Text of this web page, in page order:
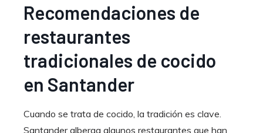
Recomendaciones de
restaurantes
tradicionales de cocido
en Santander
Cuando se trata de cocido, la tradición es clave.
Santander alberga algunos restaurantes que han